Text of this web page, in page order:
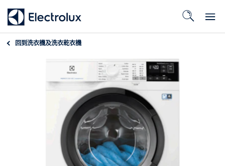
回到洗衣機及洗衣乾衣機